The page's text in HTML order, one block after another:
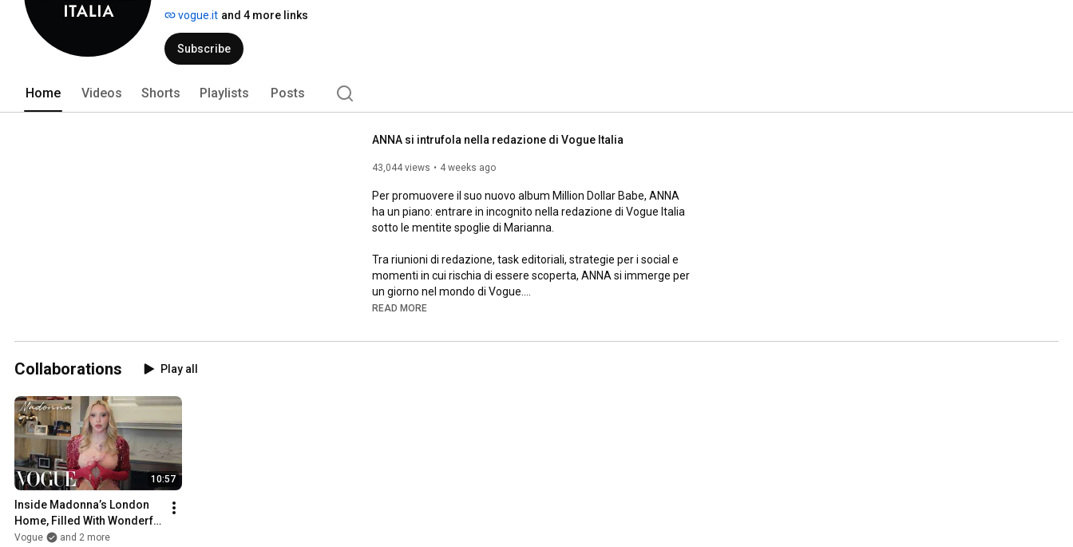
vogue.it and 4 more links
Subscribe
Home Videos Shorts Playlists Posts
ANNA si intrufola nella redazione di Vogue Italia
43,044 views 4 weeks ago
Per promuovere il suo nuovo album Million Dollar Babe, ANNA
ha un piano: entrare in incognito nella redazione di Vogue Italia
sotto le mentite spoglie di Marianna.
Tra riunioni di redazione, task editoriali, strategie per i social e
momenti in cui rischia di essere scoperta, ANNA si immerge per
un giorno nel mondo di Vogue.
fino a un'idea inaspettata per promuovere il suo nuovo disco,
READ MORE
Collaborations Play all
10:57
Inside Madonna’s London
Home, Filled With Wonderful
Objects | Vogue
Vogue
and 2 more